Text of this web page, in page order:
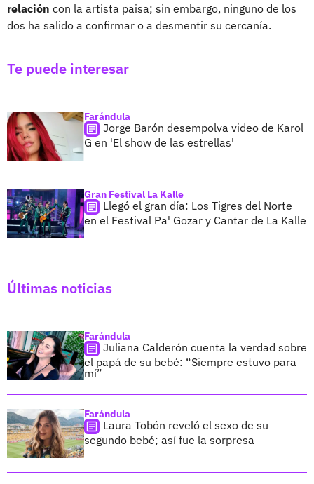
relación con la artista paisa; sin embargo, ninguno de los
dos ha salido a confirmar o a desmentir su cercanía.
Te puede interesar
Farándula
Jorge Barón desempolva video de Karol
G en 'El show de las estrellas'
Gran Festival La Kalle
Llegó el gran día: Los Tigres del Norte
en el Festival Pa' Gozar y Cantar de La Kalle
Últimas noticias
Farándula
Juliana Calderón cuenta la verdad sobre
el papá de su bebé: “Siempre estuvo para
mí”
Farándula
Laura Tobón reveló el sexo de su
segundo bebé; así fue la sorpresa